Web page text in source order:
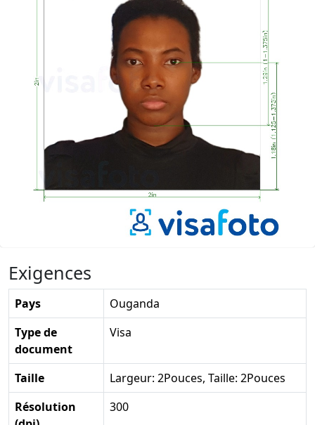
Exigences
Pays
Ouganda
Type de
document
Visa
Taille
Largeur: 2Pouces, Taille: 2Pouces
Résolution
300